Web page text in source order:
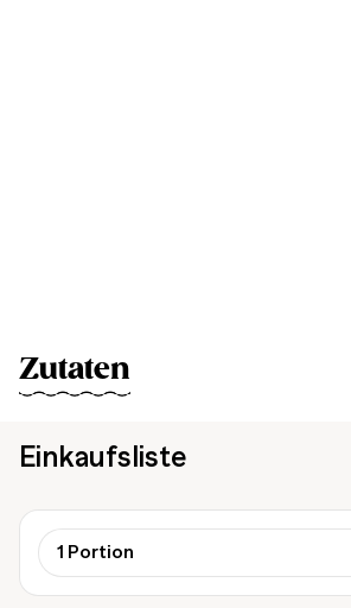
Zutaten